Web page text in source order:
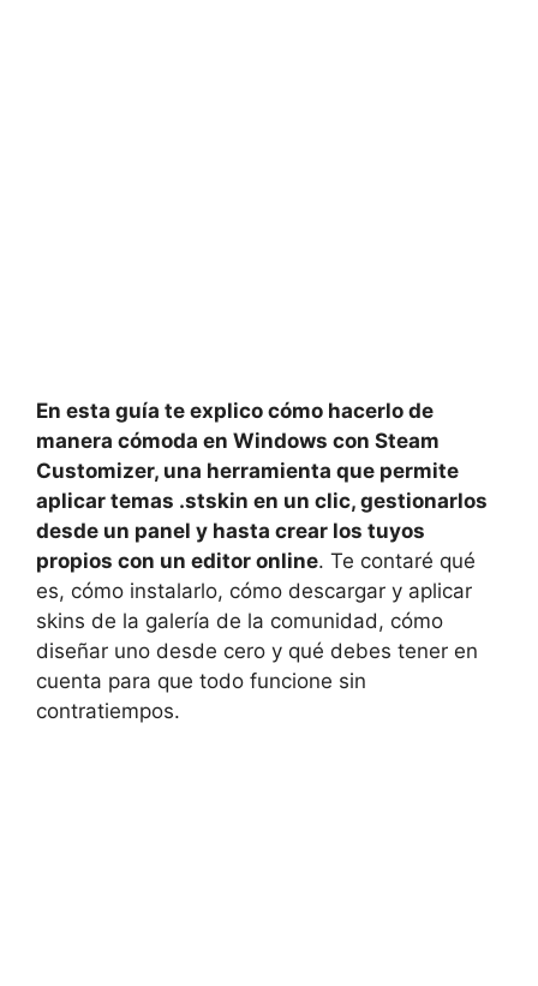
En esta guía te explico cómo hacerlo de
manera cómoda en Windows con Steam
Customizer, una herramienta que permite
aplicar temas .stskin en un clic, gestionarlos
desde un panel y hasta crear los tuyos
propios con un editor online. Te contaré qué
es, cómo instalarlo, cómo descargar y aplicar
skins de la galería de la comunidad, cómo
diseñar uno desde cero y qué debes tener en
cuenta para que todo funcione sin
contratiempos.